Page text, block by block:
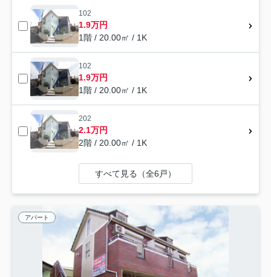
102
1.9万円
1階 / 20.00㎡ / 1K
102
1.9万円
1階 / 20.00㎡ / 1K
202
2.1万円
2階 / 20.00㎡ / 1K
すべて見る（全6戸）
アパート